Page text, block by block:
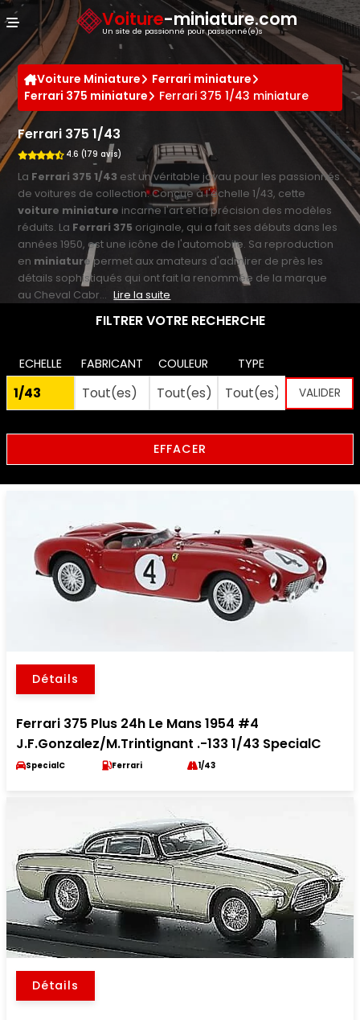
Voiture-miniature.com
Un site de passionné pour passionné(e)s
Voiture Miniature
Ferrari miniature
Ferrari 375 miniature
Ferrari 375 1/43 miniature
Ferrari 375 1/43
4.6 (179 avis)
La Ferrari 375 1/43 est un véritable joyau pour les passionnés
de voitures de collection. Conçue à l'échelle 1/43, cette
voiture miniature incarne l'art et la précision des modèles
réduits. La Ferrari 375 originale, qui a fait ses débuts dans les
années 1950, est une icône de l'automobile. Sa reproduction
en miniaturepermet aux amateurs d'admirer de près les
détails sophistiqués qui ont fait la renommée de la marque
au Cheval Cabr... Lire la suite
FILTRER VOTRE RECHERCHE
ECHELLE FABRICANT COULEUR TYPE
EFFACER
Détails
Ferrari 375 Plus 24h Le Mans 1954 #4
J.F.Gonzalez/M.Trintignant .-133 1/43 SpecialC
SpecialC Ferrari 1/43
Détails
Panneau de gestion des cookies